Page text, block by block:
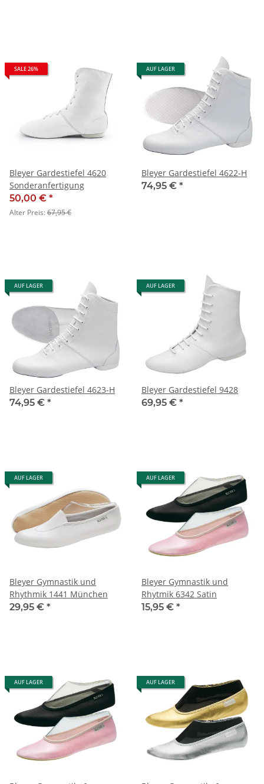
SALE 26%
Bleyer Gardestiefel 4620
Sonderanfertigung
50,00 € *
Alter Preis:67,95 €
AUF LAGER
Bleyer Gardestiefel 4622-H
74,95 € *
AUF LAGER
Bleyer Gardestiefel 4623-H
74,95 € *
AUF LAGER
Bleyer Gardestiefel 9428
69,95 € *
AUF LAGER
Bleyer Gymnastik und
Rhythmik 1441 München
29,95 € *
AUF LAGER
Bleyer Gymnastik und
Rhytmik 6342 Satin
15,95 € *
AUF LAGER AUF LAGER